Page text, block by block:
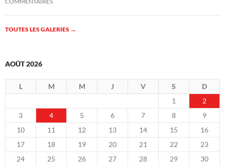
TOUTES LES GALERIES →
AOÛT 2026
L M M J V S
D
1
2
3
4 5 6 7 8
9
10
11 12 13 14 15
16
17
18 19 20 21 22
23
24
25 26 27 28 29 30